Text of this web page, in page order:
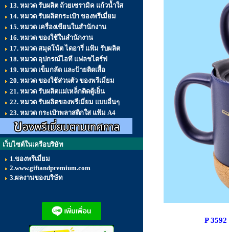
13. หมวด รับผลิต ถ้วยเซรามิค แก้วน้ำใส
14. หมวด รับผลิตกระเป๋า ของพรีเมี่ยม
15. หมวด เครื่องเขียนในสำนักงาน
16. หมวด ของใช้ในสำนักงาน
17. หมวด สมุดโน้ต ไดอารี่ แฟ้ม รับผลิต
18. หมวด อุปกรณ์ไอที แฟลชไดร์ฟ
19. หมวด เข็มกลัด และป้ายติดเสื้อ
20. หมวด ของใช้ส่วนตัว ของพรีเมี่ยม
21. หมวด รับผลิตแม่เหล็กติดตู้เย็น
22. หมวด รับผลิตของพรีเมี่ยม แบบอื่นๆ
23. หมวด กระเป๋าพลาสติกใส แฟ้ม A4
เว็บไซต์ในเครือบริษัท
1.ของพรีเมี่ยม
2.www.giftandpremium.com
3.ผลงานของบริษัท
P